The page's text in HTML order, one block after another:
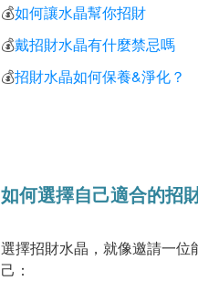
💰如何讓水晶幫你招財
💰戴招財水晶有什麼禁忌嗎
💰招財水晶如何保養&淨化？
如何選擇自己適合的招
選擇招財水晶，就像邀請一
己：